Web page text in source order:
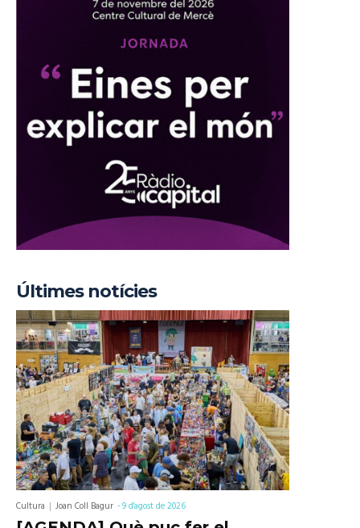
Últimes notícies
Cultura Joan Coll Bagur -9 d'agost de 2026